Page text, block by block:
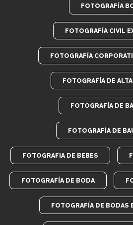
FOTOGRAFÍA
FOTOGRAFÍA CIVIL
FOTOGRAFÍA
FOTOGRAFÍA DE
FOTOGRAFÍA DE
FOTOGRAFÍA DE
FOTOGRAFIA DE BEBES
FOTOGRAFÍA DE BODA
FOTOGRAFÍA DE BODAS